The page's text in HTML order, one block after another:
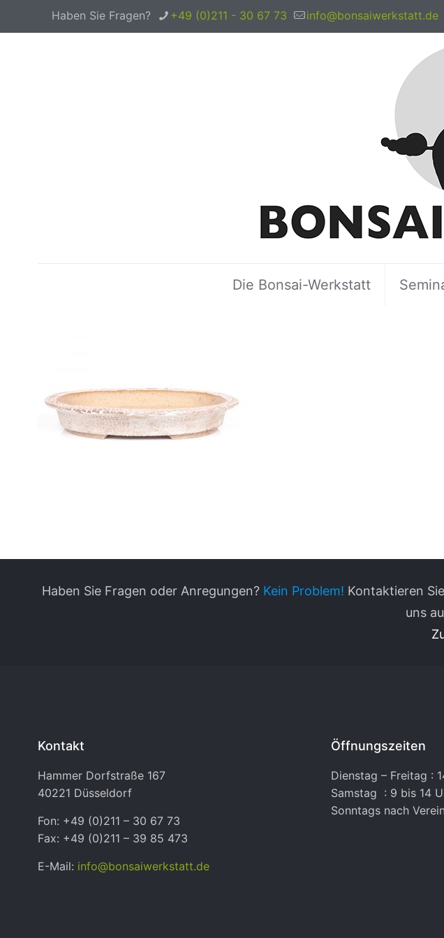
Haben Sie Fragen? +49 (0)211 - 30 67 73 info@bonsaiwerkstatt.de
Die Bonsai-Werkstatt
Haben Sie Fragen oder Anregungen? Kein Problem! Kontaktieren
uns
Kontakt
Hammer Dorfstraße 167
40221 Düsseldorf
Fon: +49 (0)211 – 30 67 73
Fax: +49 (0)211 – 39 85 473
E-Mail: info@bonsaiwerkstatt.de
Öffnungszeiten
Dienstag – Freitag :
Samstag : 9 bis 14
Sonntags nach